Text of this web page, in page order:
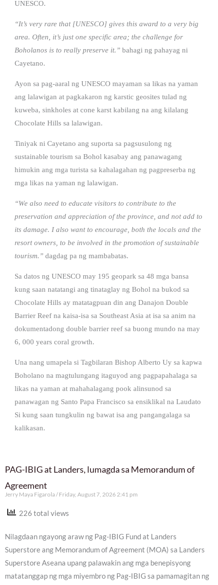
UNESCO.
“It’s very rare that [UNESCO] gives this award to a very big
area. Often, it’s just one specific area; the challenge for
Boholanos is to really preserve it.” bahagi ng pahayag ni
Cayetano.
Ayon sa pag-aaral ng UNESCO mayaman sa likas na yaman
ang lalawigan at pagkakaron ng karstic geosites tulad ng
kuweba, sinkholes at cone karst kabilang na ang kilalang
Chocolate Hills sa lalawigan.
Tiniyak ni Cayetano ang suporta sa pagsusulong ng
sustainable tourism sa Bohol kasabay ang panawagang
himukin ang mga turista sa kahalagahan ng pagpreserba ng
mga likas na yaman ng lalawigan.
“We also need to educate visitors to contribute to the
preservation and appreciation of the province, and not add to
its damage. I also want to encourage, both the locals and the
resort owners, to be involved in the promotion of sustainable
tourism.” dagdag pa ng mambabatas.
Sa datos ng UNESCO may 195 geopark sa 48 mga bansa
kung saan natatangi ang tinataglay ng Bohol na bukod sa
Chocolate Hills ay matatagpuan din ang Danajon Double
Barrier Reef na kaisa-isa sa Southeast Asia at isa sa anim na
dokumentadong double barrier reef sa buong mundo na may
6, 000 years coral growth.
Una nang umapela si Tagbilaran Bishop Alberto Uy sa kapwa
Boholano na magtulungang itaguyod ang pagpapahalaga sa
likas na yaman at mahahalagang pook alinsunod sa
panawagan ng Santo Papa Francisco sa ensiklikal na Laudato
Si kung saan tungkulin ng bawat isa ang pangangalaga sa
kalikasan.
PAG-IBIG at Landers, lumagda sa Memorandum of
Agreement
Jerry Maya Figarola Friday, August 7, 2026 2:41 pm
226 total views
Nilagdaan ngayong araw ng Pag-IBIG Fund at Landers
Superstore ang Memorandum of Agreement (MOA) sa Landers
Superstore Aseana upang palawakin ang mga benepisyong
matatanggap ng mga miyembro ng Pag-IBIG sa pamamagitan ng